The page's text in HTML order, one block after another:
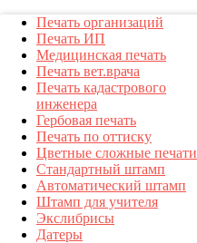
Печать организаций
Печать ИП
Медицинская печать
Печать вет.врача
Печать кадастрового
инженера
Гербовая печать
Печать по оттиску
Цветные сложные печати
Стандартный штамп
Автоматический штамп
Штамп для учителя
Экслибрисы
Датеры